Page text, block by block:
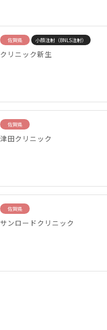
佐賀県 小顔注射（BNLS注射）
クリニック新生
佐賀県
津田クリニック
佐賀県
サンロードクリニック